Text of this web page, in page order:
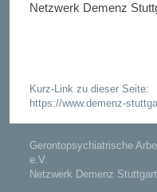
Netzwerk Demenz
Kurz-Link zu dieser Seite:
https://www.demenz-
Gerontopsychiatrische
e.V.
Netzwerk Demenz Stuttgart